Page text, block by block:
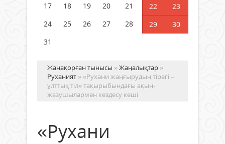
17
18 19 20 21 22
23
24
25 26 27 28 29
30
31
Жаңақорған тынысы »Жаңалықтар »
Руханият » «Рухани жаңғырудың тірегі –
ұлттық тіл» тақырыбындағы ақын-
жазушылармен кездесу кеші
«Рухани